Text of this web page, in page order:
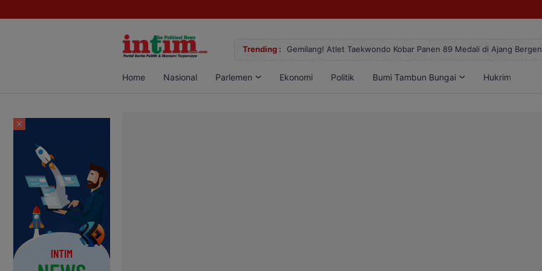
Trending :
Sabu di Pangkalan Bun, Dua Pelaku Diamankan Gemilang! Atlet Taekwondo Kobar Panen 89 Medali di Ajang
Home Nasional Parlemen Ekonomi Politik Bumi Tambun Bungai Hukrim